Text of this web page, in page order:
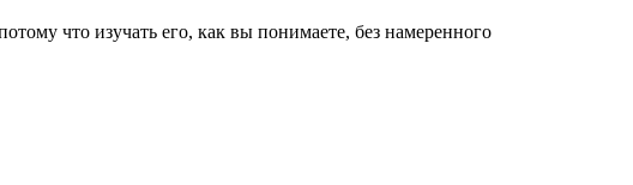
что изучать его, как вы понимаете, без намеренного